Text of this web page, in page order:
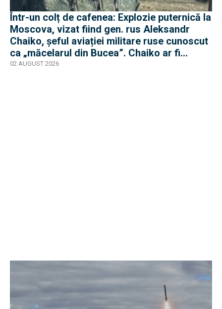
Într-un colț de cafenea: Explozie puternică la
Moscova, vizat fiind gen. rus Aleksandr
Chaiko, șeful aviației militare ruse cunoscut
ca „măcelarul din Bucea”. Chaiko ar fi
supraviețuit
02 AUGUST 2026